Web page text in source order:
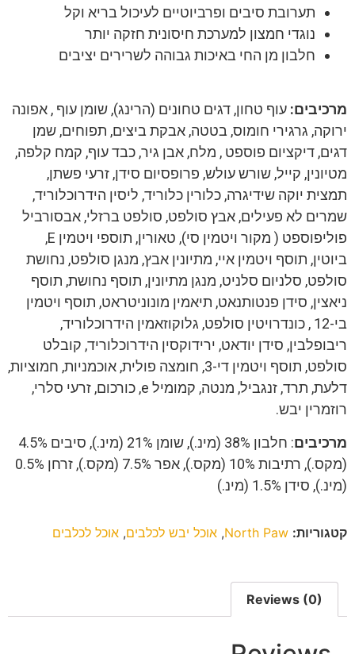
תערובת סיבים ופרביוטיים לעיכול בריא וקל
נוגדי חמצון למערכת חיסונית חזקה יותר
חלבון מן החי באיכות גבוהה לשרירים יציבים
מרכיבים: עוף טחון, דגים טחונים (הרינג), שומן עוף , אפונה
ירוקה, גרגירי חומוס, בטטה, אבקת ביצים, תפוחים, שמן
דגים, דיקציום פוספט , מלח, אבן גיר, כבד עוף, קמח קלפה,
מטיונין, קייל, שורש עולש, פרופסיום סידן, זרעי פשתן,
תמצית יוקה שידיגרה, כלורין כלוריד, ליסין הידרוכלוריד,
שמרים לא פעילים, אבץ סולפט, סולפט ברזלי, אבסורביל
פוליפוספט ( מקור ויטמין סי), טאורין, תוספי ויטמין E,
ביוטין, תוסף ויטמין איי, מתיונין אבץ, מנגן סולפט, נחושת
סולפט, סלניום סלניט, מנגן מתיונין, תוסף נחושת, תוסף
ניאצין, סידן פנטותנאט, תיאמין מונוניטראט, תוסף ויטמין
בי-12 , כונדרויטין סולפט, גלוקוזאמין הידרוכלוריד,
ריבופלבין, סידן יודאט, ירידוקסין הידרוכלוריד, קובלט
סולפט, תוסף ויטמין די-3, חומצה פולית, אוכמניות, חמוציות,
דלעת, תרד, זנגביל, מנטה, קמומיל e, כורכום, זרעי סלרי,
רוזמרין יבש.
מרכיבים
: חלבון 38% (מינ.), שומן 21% (מינ.), סיבים 4.5%
(מקס.), רתיבות 10% (מקס.), אפר 7.5% (מקס.), זרחן 0.5%
(מינ.), סידן 1.5% (מינ.)
קטגוריות: North Paw
, אוכל יבש לכלבים, אוכל לכלבים
Reviews (0)